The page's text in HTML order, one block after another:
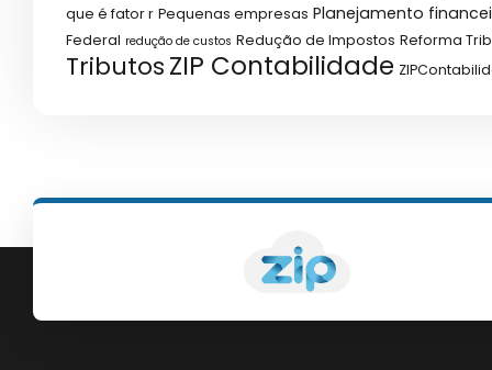
que é fator r Pequenas empresas Planejamento
Federal redução de custos Redução de Impostos Reforma
TributosZIP Contabilidade